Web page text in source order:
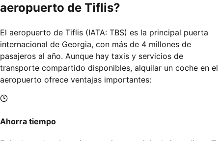
aeropuerto de Tiflis?
El aeropuerto de Tiflis (IATA: TBS) es la principal puerta
internacional de Georgia, con más de 4 millones de
pasajeros al año. Aunque hay taxis y servicios de
transporte compartido disponibles, alquilar un coche en el
aeropuerto ofrece ventajas importantes:
Ahorra tiempo